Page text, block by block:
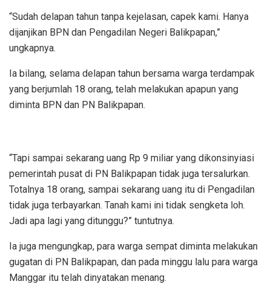
“Sudah delapan tahun tanpa kejelasan, capek kami. Hanya
dijanjikan BPN dan Pengadilan Negeri Balikpapan,”
ungkapnya.
Ia bilang, selama delapan tahun bersama warga terdampak
yang berjumlah 18 orang, telah melakukan apapun yang
diminta BPN dan PN Balikpapan.
“Tapi sampai sekarang uang Rp 9 miliar yang dikonsinyiasi
pemerintah pusat di PN Balikpapan tidak juga tersalurkan.
Totalnya 18 orang, sampai sekarang uang itu di Pengadilan
tidak juga terbayarkan. Tanah kami ini tidak sengketa loh.
Jadi apa lagi yang ditunggu?” tuntutnya.
Ia juga mengungkap, para warga sempat diminta melakukan
gugatan di PN Balikpapan, dan pada minggu lalu para warga
Manggar itu telah dinyatakan menang.